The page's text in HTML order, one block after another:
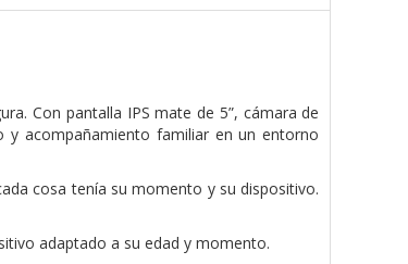
Con pantalla IPS mate de 5”, cámara de
y acompañamiento familiar en un entorno
cosa tenía su momento y su dispositivo.
adaptado a su edad y momento.